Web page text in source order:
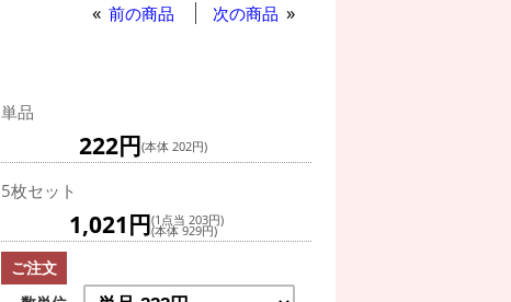
前の商品 次の商品
単品
222円(本体 202円)
5枚セット
1,021円(1点当 203円)
(本体 929円)
ご注文